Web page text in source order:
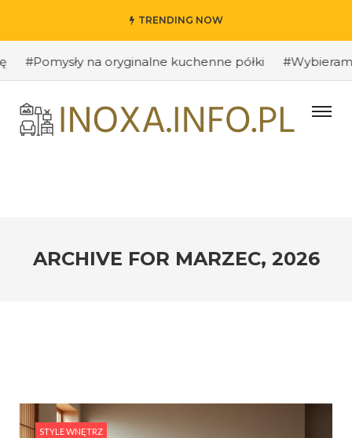
TRENDING NOW
na oryginalne kuchenne półki #Wybieramy
ARCHIVE FOR MARZEC, 2026
STYLE WNĘTRZ